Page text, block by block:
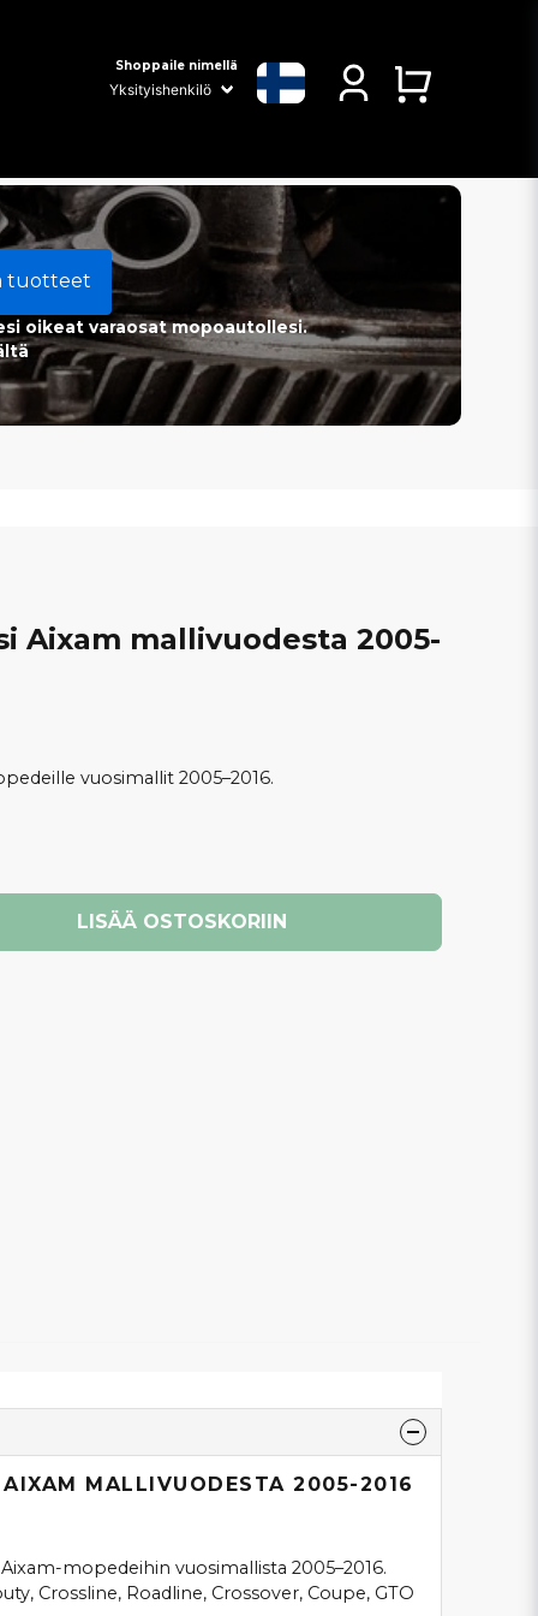
Shoppaile nimellä
tuotteet
oikeat varaosat mopoautollesi.
Aixam mallivuodesta 2005-
vuosimallit 2005–2016.
LISÄÄ OSTOSKORIIN
MALLIVUODESTA 2005-2016
mopedeihin vuosimallista 2005–2016.
Crossline, Roadline, Crossover, Coupe, GTO